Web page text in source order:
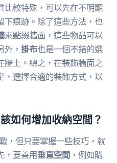
比較特殊，可以先在不明顯
下痕跡。除了這些方法，也
來點綴牆面，這些物品可以
外， 掛布也是一個不錯的選
牆上。總之，在裝飾牆面之
，選擇合適的裝飾方式，以
如何增加收納空間？
，但只要掌握一些技巧，就
，要善用垂直空間 ，例如購